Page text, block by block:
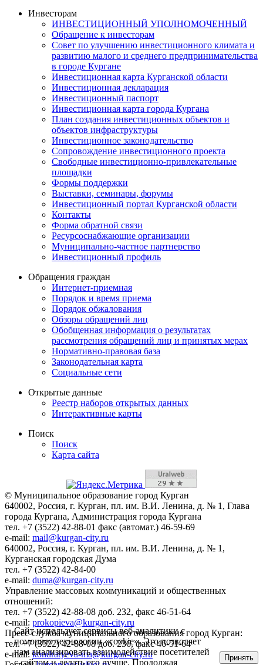
Инвесторам
ИНВЕСТИЦИОННЫЙ УПОЛНОМОЧЕННЫЙ
Обращение к инвесторам
Совет по улучшению инвестиционного климата и
развитию малого и среднего предпринимательства
в городе Кургане
Инвестиционная карта Курганской области
Инвестиционная декларация
Инвестиционный паспорт
Инвестиционная карта города Кургана
План создания инвестиционных объектов и
объектов инфраструктуры
Инвестиционное законодательство
Сопровождение инвестиционного проекта
Свободные инвестиционно-привлекательные
площадки
Формы поддержки
Выставки, семинары, форумы
Инвестиционный портал Курганской области
Контакты
Форма обратной связи
Ресурсоснабжающие организации
Муниципально-частное партнерство
Инвестиционный профиль
Обращения граждан
Интернет-приемная
Порядок и время приема
Порядок обжалования
Обзоры обращений лиц
Обобщенная информация о результатах
рассмотрения обращений лиц и принятых мерах
Нормативно-правовая база
Законодательная карта
Социальные сети
Открытые данные
Реестр наборов открытых данных
Интерактивные карты
Поиск
Поиск
Карта сайта
© Муниципальное образование город Курган
640002, Россия, г. Курган, пл. им. В.И. Ленина, д. № 1, Глава
города Кургана, Администрация города Кургана
тел. +7 (3522) 42-88-01 факс (автомат.) 46-59-69
e-mail: mail@kurgan-city.ru
640002, Россия, г. Курган, пл. им. В.И. Ленина, д. № 1,
Курганская городская Дума
тел. +7 (3522) 42-84-00
e-mail: duma@kurgan-city.ru
Управление массовых коммуникаций и общественных
отношений:
тел. +7 (3522) 42-88-08 доб. 232, факс 46-51-64
e-mail: prokopieva@kurgan-city.ru
Пресс-служба муниципального образования город Курган:
тел. +7 (3522) 42-88-08 доб. 236, факс 46-51-64
e-mail:kondratyeva-ma@kurgan-city.ru
Сайт использует сервисы веб-аналитики с
помощью технологии «cookie». Это позволяет
нам анализировать взаимодействие посетителей
с сайтом и делать его лучше. Продолжая
Принять